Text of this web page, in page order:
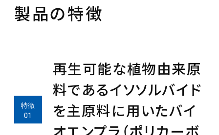
製品の特徴
再生可能な植物由来原
料であるイソソルバイド
を主原料に用いたバイ
オエンプラ（ポリカーボ